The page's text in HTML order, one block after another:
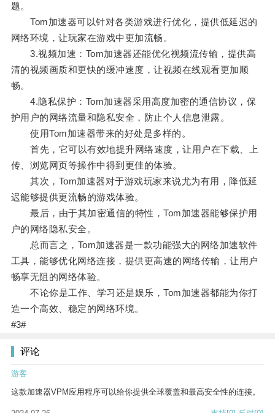
题。
Tom加速器可以针对各类游戏进行优化，提供低延迟的
网络环境，让玩家在游戏中更加流畅。
3.视频加速：Tom加速器还能优化视频流传输，提供高
清的视频画质和更快的缓冲速度，让视频在线观看更加顺
畅。
4.隐私保护：Tom加速器采用高度加密的通信协议，保
护用户的网络流量和隐私安全，防止个人信息泄露。
使用Tom加速器带来的好处是多样的。
首先，它可以有效地提升网络速度，让用户在下载、上
传、浏览网页等操作中得到更佳的体验。
其次，Tom加速器对于游戏玩家来说尤为有用，降低延
迟能够提供更流畅的游戏体验。
最后，由于其加密通信的特性，Tom加速器能够保护用
户的网络隐私安全。
总而言之，Tom加速器是一款功能强大的网络加速软件
工具，能够优化网络连接，提供更高速的网络传输，让用户
畅享无阻的网络体验。
不论你是工作、学习还是娱乐，Tom加速器都能为你打
造一个高效、稳定的网络环境。
#3#
评论
游客
这款加速器VPM应用程序可以给你提供全球覆盖和最高安全性的连接。